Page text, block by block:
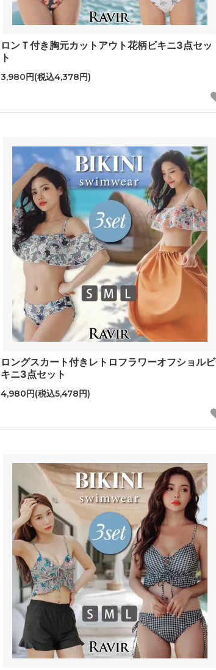
ロンＴ付き胸元カットアウト花柄ビキニ3点セッ
ト
3,980円(税込4,378円)
ロングスカート付きレトロフラワーオフショルビ
キニ3点セット
4,980円(税込5,478円)